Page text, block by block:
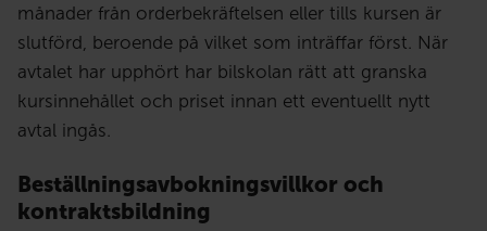
månader från orderbekräftelsen eller tills kursen är
slutförd, beroende på vilket som inträffar först. När
avtalet har upphört har bilskolan rätt att granska
kursinnehållet och priset innan ett eventuellt nytt
avtal ingås.
Beställningsavbokningsvillkor och
kontraktsbildning